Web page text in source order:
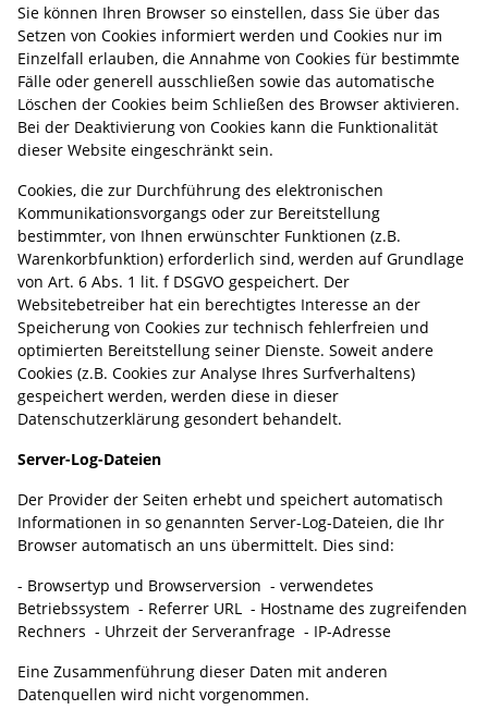
Sie können Ihren Browser so einstellen, dass Sie über das
Setzen von Cookies informiert werden und Cookies nur im
Einzelfall erlauben, die Annahme von Cookies für bestimmte
Fälle oder generell ausschließen sowie das automatische
Löschen der Cookies beim Schließen des Browser aktivieren.
Bei der Deaktivierung von Cookies kann die Funktionalität
dieser Website eingeschränkt sein.
Cookies, die zur Durchführung des elektronischen
Kommunikationsvorgangs oder zur Bereitstellung
bestimmter, von Ihnen erwünschter Funktionen (z.B.
Warenkorbfunktion) erforderlich sind, werden auf Grundlage
von Art. 6 Abs. 1 lit. f DSGVO gespeichert. Der
Websitebetreiber hat ein berechtigtes Interesse an der
Speicherung von Cookies zur technisch fehlerfreien und
optimierten Bereitstellung seiner Dienste. Soweit andere
Cookies (z.B. Cookies zur Analyse Ihres Surfverhaltens)
gespeichert werden, werden diese in dieser
Datenschutzerklärung gesondert behandelt.
Server-Log-Dateien
Der Provider der Seiten erhebt und speichert automatisch
Informationen in so genannten Server-Log-Dateien, die Ihr
Browser automatisch an uns übermittelt. Dies sind:
- Browsertyp und Browserversion - verwendetes
Betriebssystem - Referrer URL - Hostname des zugreifenden
Rechners - Uhrzeit der Serveranfrage - IP-Adresse
Eine Zusammenführung dieser Daten mit anderen
Datenquellen wird nicht vorgenommen.